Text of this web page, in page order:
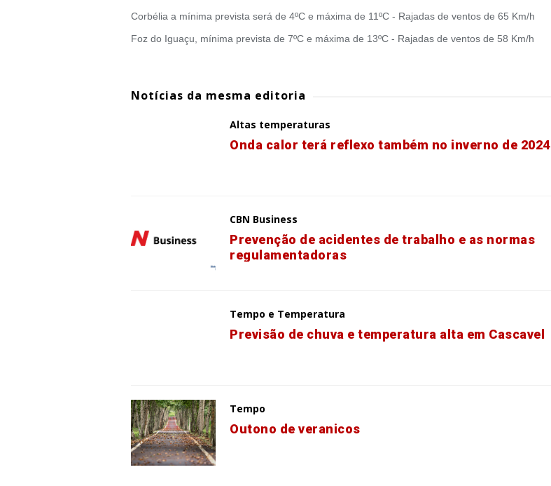
Corbélia a mínima prevista será de 4ºC e máxima de 11ºC - Rajadas de ventos de 65 Km/h
Foz do Iguaçu, mínima prevista de 7ºC e máxima de 13ºC - Rajadas de ventos de 58 Km/h
Notícias da mesma editoria
Altas temperaturas
Onda calor terá reflexo também no inverno de 2024
CBN Business
Prevenção de acidentes de trabalho e as normas
regulamentadoras
Tempo e Temperatura
Previsão de chuva e temperatura alta em Cascavel
Tempo
Outono de veranicos